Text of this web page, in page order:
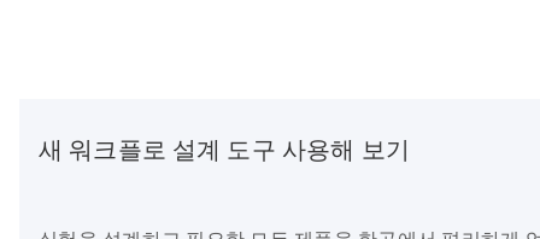
새 워크플로 설계 도구 사용해 보기